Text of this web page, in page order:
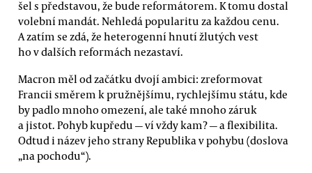
šel s představou, že bude reformátorem. K tomu dostal
volební mandát. Nehledá popularitu za každou cenu.
A zatím se zdá, že heterogenní hnutí žlutých vest
ho v dalších reformách nezastaví.
Macron měl od začátku dvojí ambici: zreformovat
Francii směrem k pružnějšímu, rychlejšímu státu, kde
by padlo mnoho omezení, ale také mnoho záruk
a jistot. Pohyb kupředu — ví vždy kam? — a flexibilita.
Odtud i název jeho strany Republika v pohybu (doslova
„na pochodu“).